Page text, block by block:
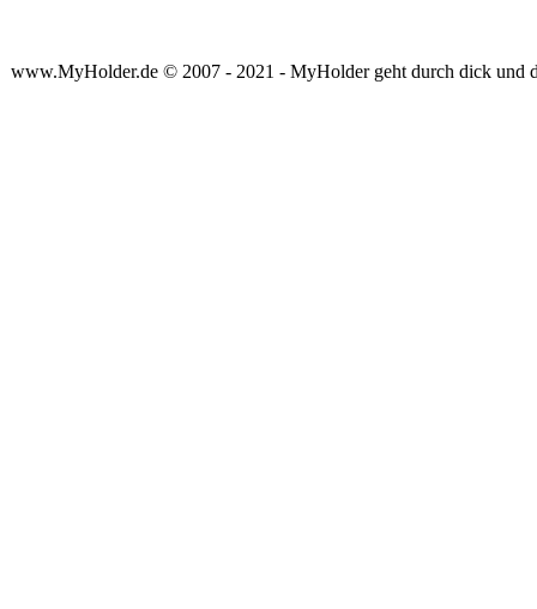
www.MyHolder.de © 2007 - 2021 - MyHolder geht durch dick und